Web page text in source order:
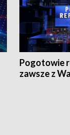
Pogotowie
zawsze z